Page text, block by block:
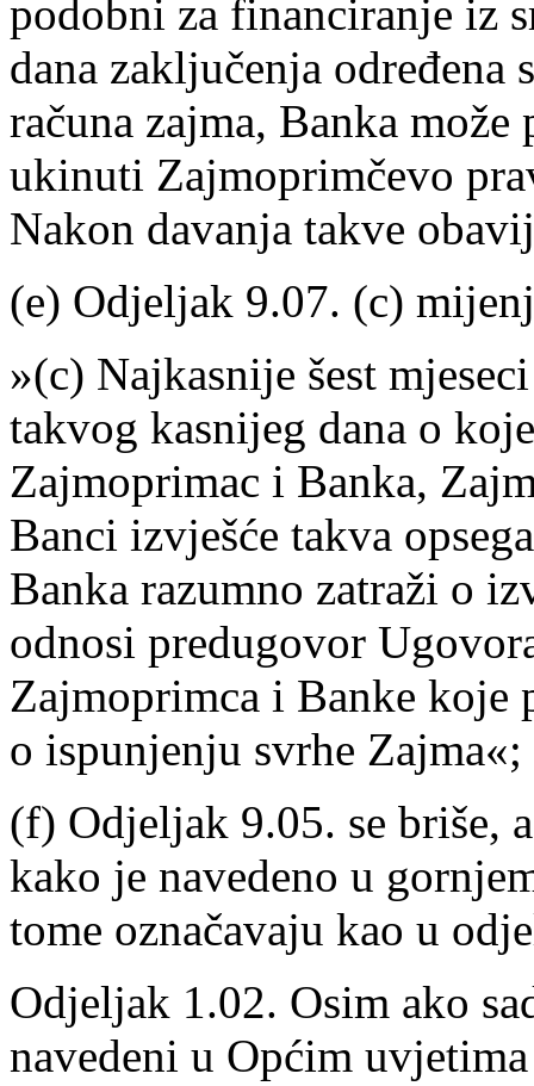
podobni za financiranje iz
dana zaključenja određena
računa zajma, Banka
ukinuti Zajmoprimčevo
Nakon davanja takve
(e) Odjeljak 9.07. (c)
»(c) Najkasnije šest
takvog kasnijeg dana o
Zajmoprimac i Banka,
Banci izvješće takva
Banka razumno zatraži o
odnosi predugovor
Zajmoprimca i Banke koje
o ispunjenju svrhe Zajma«;
(f) Odjeljak 9.05. se briše,
kako je navedeno u
tome označavaju kao u
Odjeljak 1.02. Osim ako
navedeni u Općim